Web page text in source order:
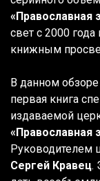
«Православная
свет с 2000
книжным
В данном
первая книга
издаваемой
«Православная
Руководителем
Сергей Кравец.